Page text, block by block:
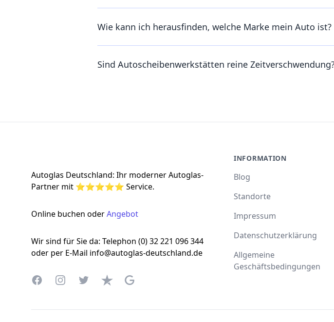
Wie kann ich herausfinden, welche Marke mein Auto ist?
Sind Autoscheibenwerkstätten reine
Autoglas Deutschland: Ihr moderner Autoglas-
Partner mit ⭐⭐⭐⭐⭐ Service.
Online buchen oderAngebot
Wir sind für Sie da: Telephon (0) 32 221 096 344
oder per E-Mail info@autoglas-deutschland.de
FacebookInstagramTwitterTrustpilotGoogle Business Profile
INFORMATION
Blog
Standorte
Impressum
Datenschutzerklärung
Allgemeine
Geschäftsbedingungen